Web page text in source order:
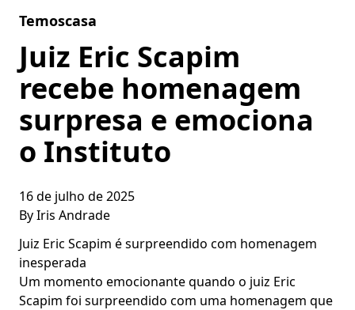
Temoscasa
Juiz Eric Scapim
recebe homenagem
surpresa e emociona
o Instituto
16 de julho de 2025
ByIris Andrade
Juiz Eric Scapim é surpreendido com homenagem
inesperada
Um momento emocionante quando o juiz Eric
Scapim foi surpreendido com uma homenagem que